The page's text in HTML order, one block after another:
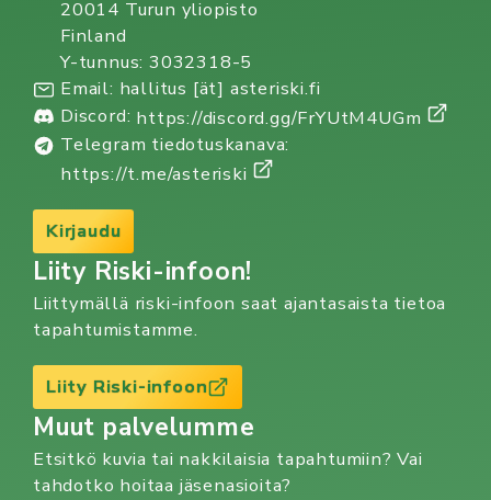
20014 Turun yliopisto
Finland
Y-tunnus: 3032318-5
Email: hallitus [ät] asteriski.fi
Discord: https://discord.gg/FrYUtM4UGm
Telegram tiedotuskanava:
https://t.me/asteriski
Kirjaudu
Liity Riski-infoon!
Liittymällä riski-infoon saat ajantasaista tietoa
tapahtumistamme.
Liity Riski-infoon
Muut palvelumme
Etsitkö kuvia tai nakkilaisia tapahtumiin? Vai
tahdotko hoitaa jäsenasioita?